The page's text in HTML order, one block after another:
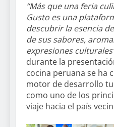
“Más que una feria
Gusto es una
descubrir la esencia
de sus sabores,
expresiones
durante la
cocina peruana se ha
motor de desarrollo
como uno de los
viaje hacia el país